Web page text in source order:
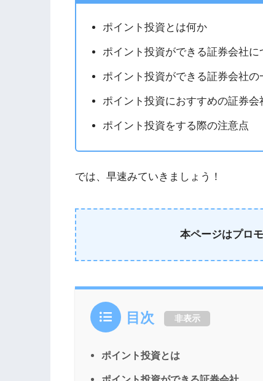
ポイント投資とは何か
ポイント投資ができる証券会社に
ポイント投資ができる証券会社の
ポイント投資におすすめの証券会
ポイント投資をする際の注意点
では、早速みていきましょう！
本ページはプロ
目次 非表示
ポイント投資とは